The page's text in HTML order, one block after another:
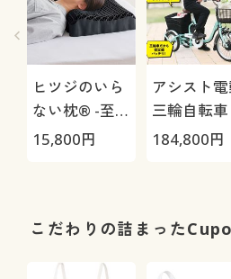
ヒツジのいら
ない枕® -至
極-
15,800円
アシスト
三輪自転車
184,800円
こだわりの詰まった